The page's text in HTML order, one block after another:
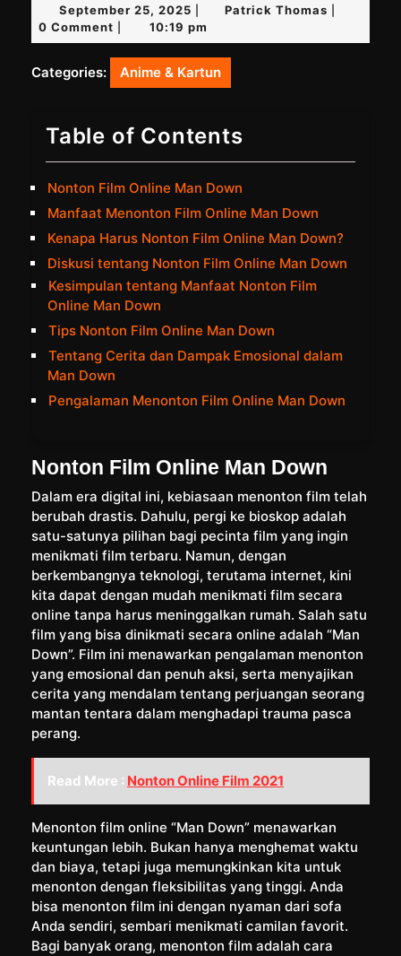
September 25, 2025 September
25,
2025
Patrick Thomas Patrick
0 Comment 10:19 pm
Categories: Anime & Kartun
Table of Contents
Nonton Film Online Man Down
Manfaat Menonton Film Online Man Down
Kenapa Harus Nonton Film Online Man Down?
Diskusi tentang Nonton Film Online Man Down
Kesimpulan tentang Manfaat Nonton Film
Online Man Down
Tips Nonton Film Online Man Down
Tentang Cerita dan Dampak Emosional dalam
Man Down
Pengalaman Menonton Film Online Man Down
Nonton Film Online Man Down
Dalam era digital ini, kebiasaan menonton film telah
berubah drastis. Dahulu, pergi ke bioskop adalah
satu-satunya pilihan bagi pecinta film yang ingin
menikmati film terbaru. Namun, dengan
berkembangnya teknologi, terutama internet, kini
kita dapat dengan mudah menikmati film secara
online tanpa harus meninggalkan rumah. Salah satu
film yang bisa dinikmati secara online adalah “Man
Down”. Film ini menawarkan pengalaman menonton
yang emosional dan penuh aksi, serta menyajikan
cerita yang mendalam tentang perjuangan seorang
mantan tentara dalam menghadapi trauma pasca
perang.
Read More : Nonton Online Film 2021
Menonton film online “Man Down” menawarkan
keuntungan lebih. Bukan hanya menghemat waktu
dan biaya, tetapi juga memungkinkan kita untuk
menonton dengan fleksibilitas yang tinggi. Anda
bisa menonton film ini dengan nyaman dari sofa
Anda sendiri, sembari menikmati camilan favorit.
Bagi banyak orang, menonton film adalah cara